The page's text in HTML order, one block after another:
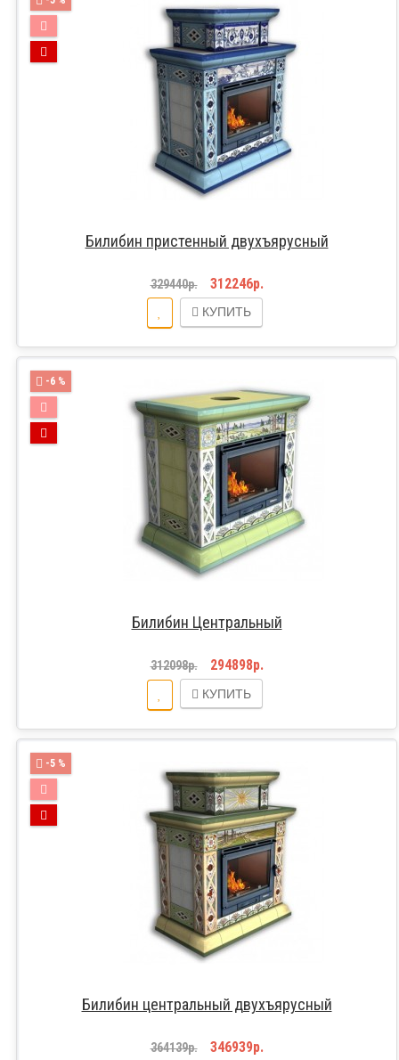
Билибин пристенный двухъярусный
329440р. 312246р.
КУПИТЬ
-6 %
Билибин Центральный
312098р. 294898р.
КУПИТЬ
-5 %
Билибин центральный двухъярусный
364139р. 346939р.